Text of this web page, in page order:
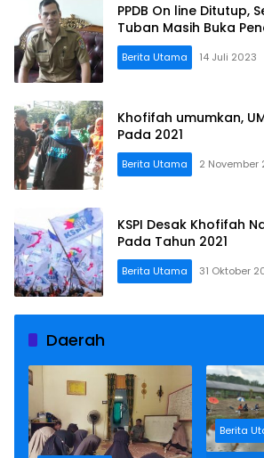
PPDB On line Ditutup,
Tuban Masih Buka
Berita Utama 14 Juli 2023
Khofifah umumkan,
Pada 2021
Berita Utama 2 November
KSPI Desak Khofifah
Pada Tahun 2021
Berita Utama 31 Oktober
Daerah
Berita